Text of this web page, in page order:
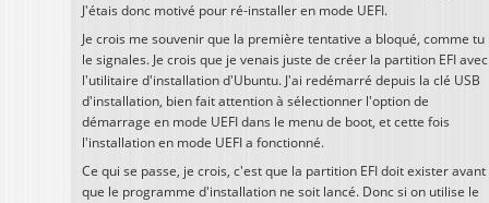
J'étais donc motivé pour ré-installer en mode UEFI.
Je crois me souvenir que la première tentative a bloqué, comme tu
le signales. Je crois que je venais juste de créer la partition EFI avec
l'utilitaire d'installation d'Ubuntu. J'ai redémarré depuis la clé USB
d'installation, bien fait attention à sélectionner l'option de
démarrage en mode UEFI dans le menu de boot, et cette fois
l'installation en mode UEFI a fonctionné.
Ce qui se passe, je crois, c'est que la partition EFI doit exister avant
que le programme d'installation ne soit lancé. Donc si on utilise le